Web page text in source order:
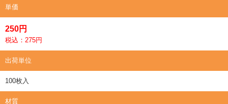
単価
250円
税込：275円
出荷単位
100枚入
材質